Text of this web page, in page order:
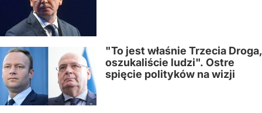
"To jest właśnie Trzecia Droga,
oszukaliście ludzi". Ostre
spięcie polityków na wizji